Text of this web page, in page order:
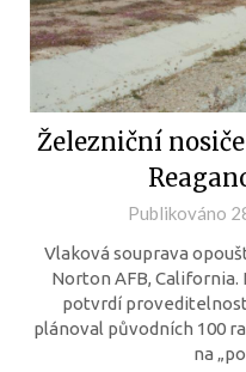
Železniční
Publikováno
Vlaková souprava
Norton AFB, California.
potvrdí
plánoval původních 100
na